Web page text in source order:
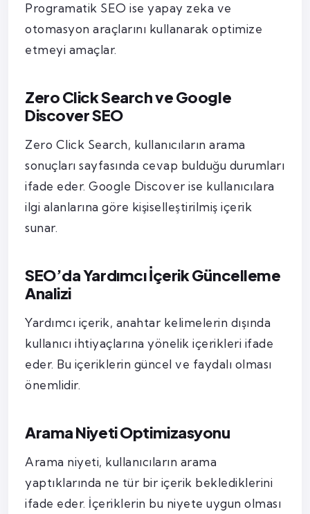
Programatik SEO ise yapay zeka ve
otomasyon araçlarını kullanarak optimize
etmeyi amaçlar.
Zero Click Search ve Google
Discover SEO
Zero Click Search, kullanıcıların arama
sonuçları sayfasında cevap bulduğu durumları
ifade eder. Google Discover ise kullanıcılara
ilgi alanlarına göre kişiselleştirilmiş içerik
sunar.
SEO’da Yardımcı İçerik Güncelleme
Analizi
Yardımcı içerik, anahtar kelimelerin dışında
kullanıcı ihtiyaçlarına yönelik içerikleri ifade
eder. Bu içeriklerin güncel ve faydalı olması
önemlidir.
Arama Niyeti Optimizasyonu
Arama niyeti, kullanıcıların arama
yaptıklarında ne tür bir içerik beklediklerini
ifade eder. İçeriklerin bu niyete uygun olması